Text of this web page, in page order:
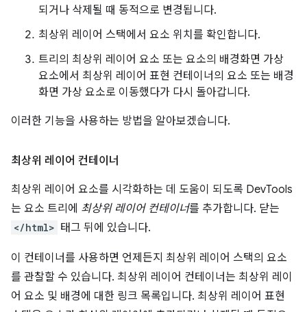
되거나 삭제될 때 동적으로 변경됩니다.
최상위 레이어 스택에서 요소 위치를 확인합니다.
트리의 최상위 레이어 요소 또는 요소의 배경화면 가상
요소에서 최상위 레이어 표현 컨테이너의 요소 또는 배경
화면 가상 요소로 이동했다가 다시 돌아갑니다.
이러한 기능을 사용하는 방법을 알아보겠습니다.
최상위 레이어 컨테이너
최상위 레이어 요소를 시각화하는 데 도움이 되도록 DevTools
는 요소 트리에 최상위 레이어 컨테이너를 추가합니다. 닫는
</html> 태그 뒤에 있습니다.
이 컨테이너를 사용하면 언제든지 최상위 레이어 스택의 요소
를 관찰할 수 있습니다. 최상위 레이어 컨테이너는 최상위 레이
어 요소 및 배경에 대한 링크 목록입니다. 최상위 레이어 표현